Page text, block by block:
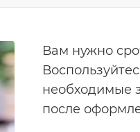
Вам нужно
необходимые
после